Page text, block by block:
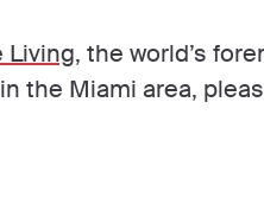
Living, the world’s
the Miami area,